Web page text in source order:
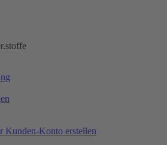
Kunden-Konto erstellen